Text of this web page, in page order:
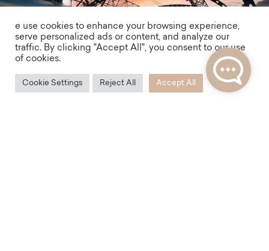
e use cookies to enhance your browsing experience,
serve personalized ads or content, and analyze our
traffic. By clicking "Accept All", you consent to our use
of cookies.
Cookie Settings Reject All Accept All